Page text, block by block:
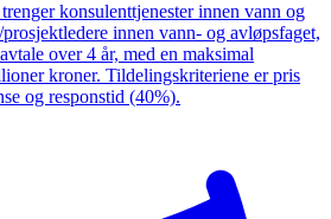
konsulenttjenester innen vann og
innen vann- og avløpsfaget,
over 4 år, med en maksimal
kroner. Tildelingskriteriene er pris
og responstid (40%).